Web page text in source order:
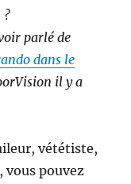
?
parlé de
dans le
il y a
vététiste,
vous pouvez